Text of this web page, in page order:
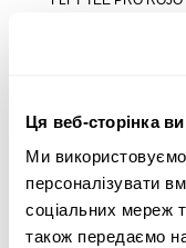
Ця веб-сторінка
Ми
персоналізувати
соціальних мереж
також передаємо